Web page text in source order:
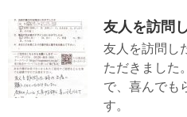
友人を訪問
友人を訪問し
ただきました
で、喜んでも